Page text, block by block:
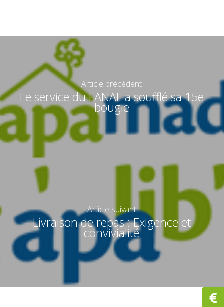
Article précédent
Le service du FANAL a soufflé sa 15e
bougie
Article suivant
Livraison de repas : Exigence et
convivialité